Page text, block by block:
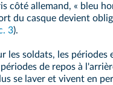
côté allemand, « bleu
du casque devient
3).
les soldats, les
de repos à
se laver et vivent en